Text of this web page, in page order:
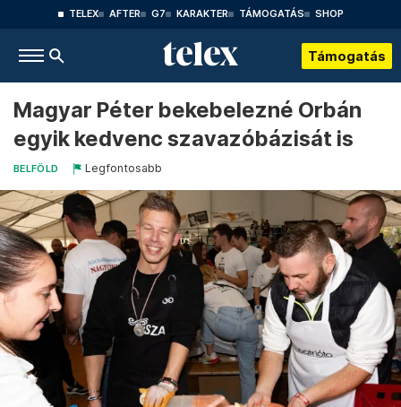
TELEX AFTER G7 KARAKTER TÁMOGATÁS SHOP
Támogatás
Magyar Péter bekebelezné Orbán
egyik kedvenc szavazóbázisát is
BELFÖLD Legfontosabb